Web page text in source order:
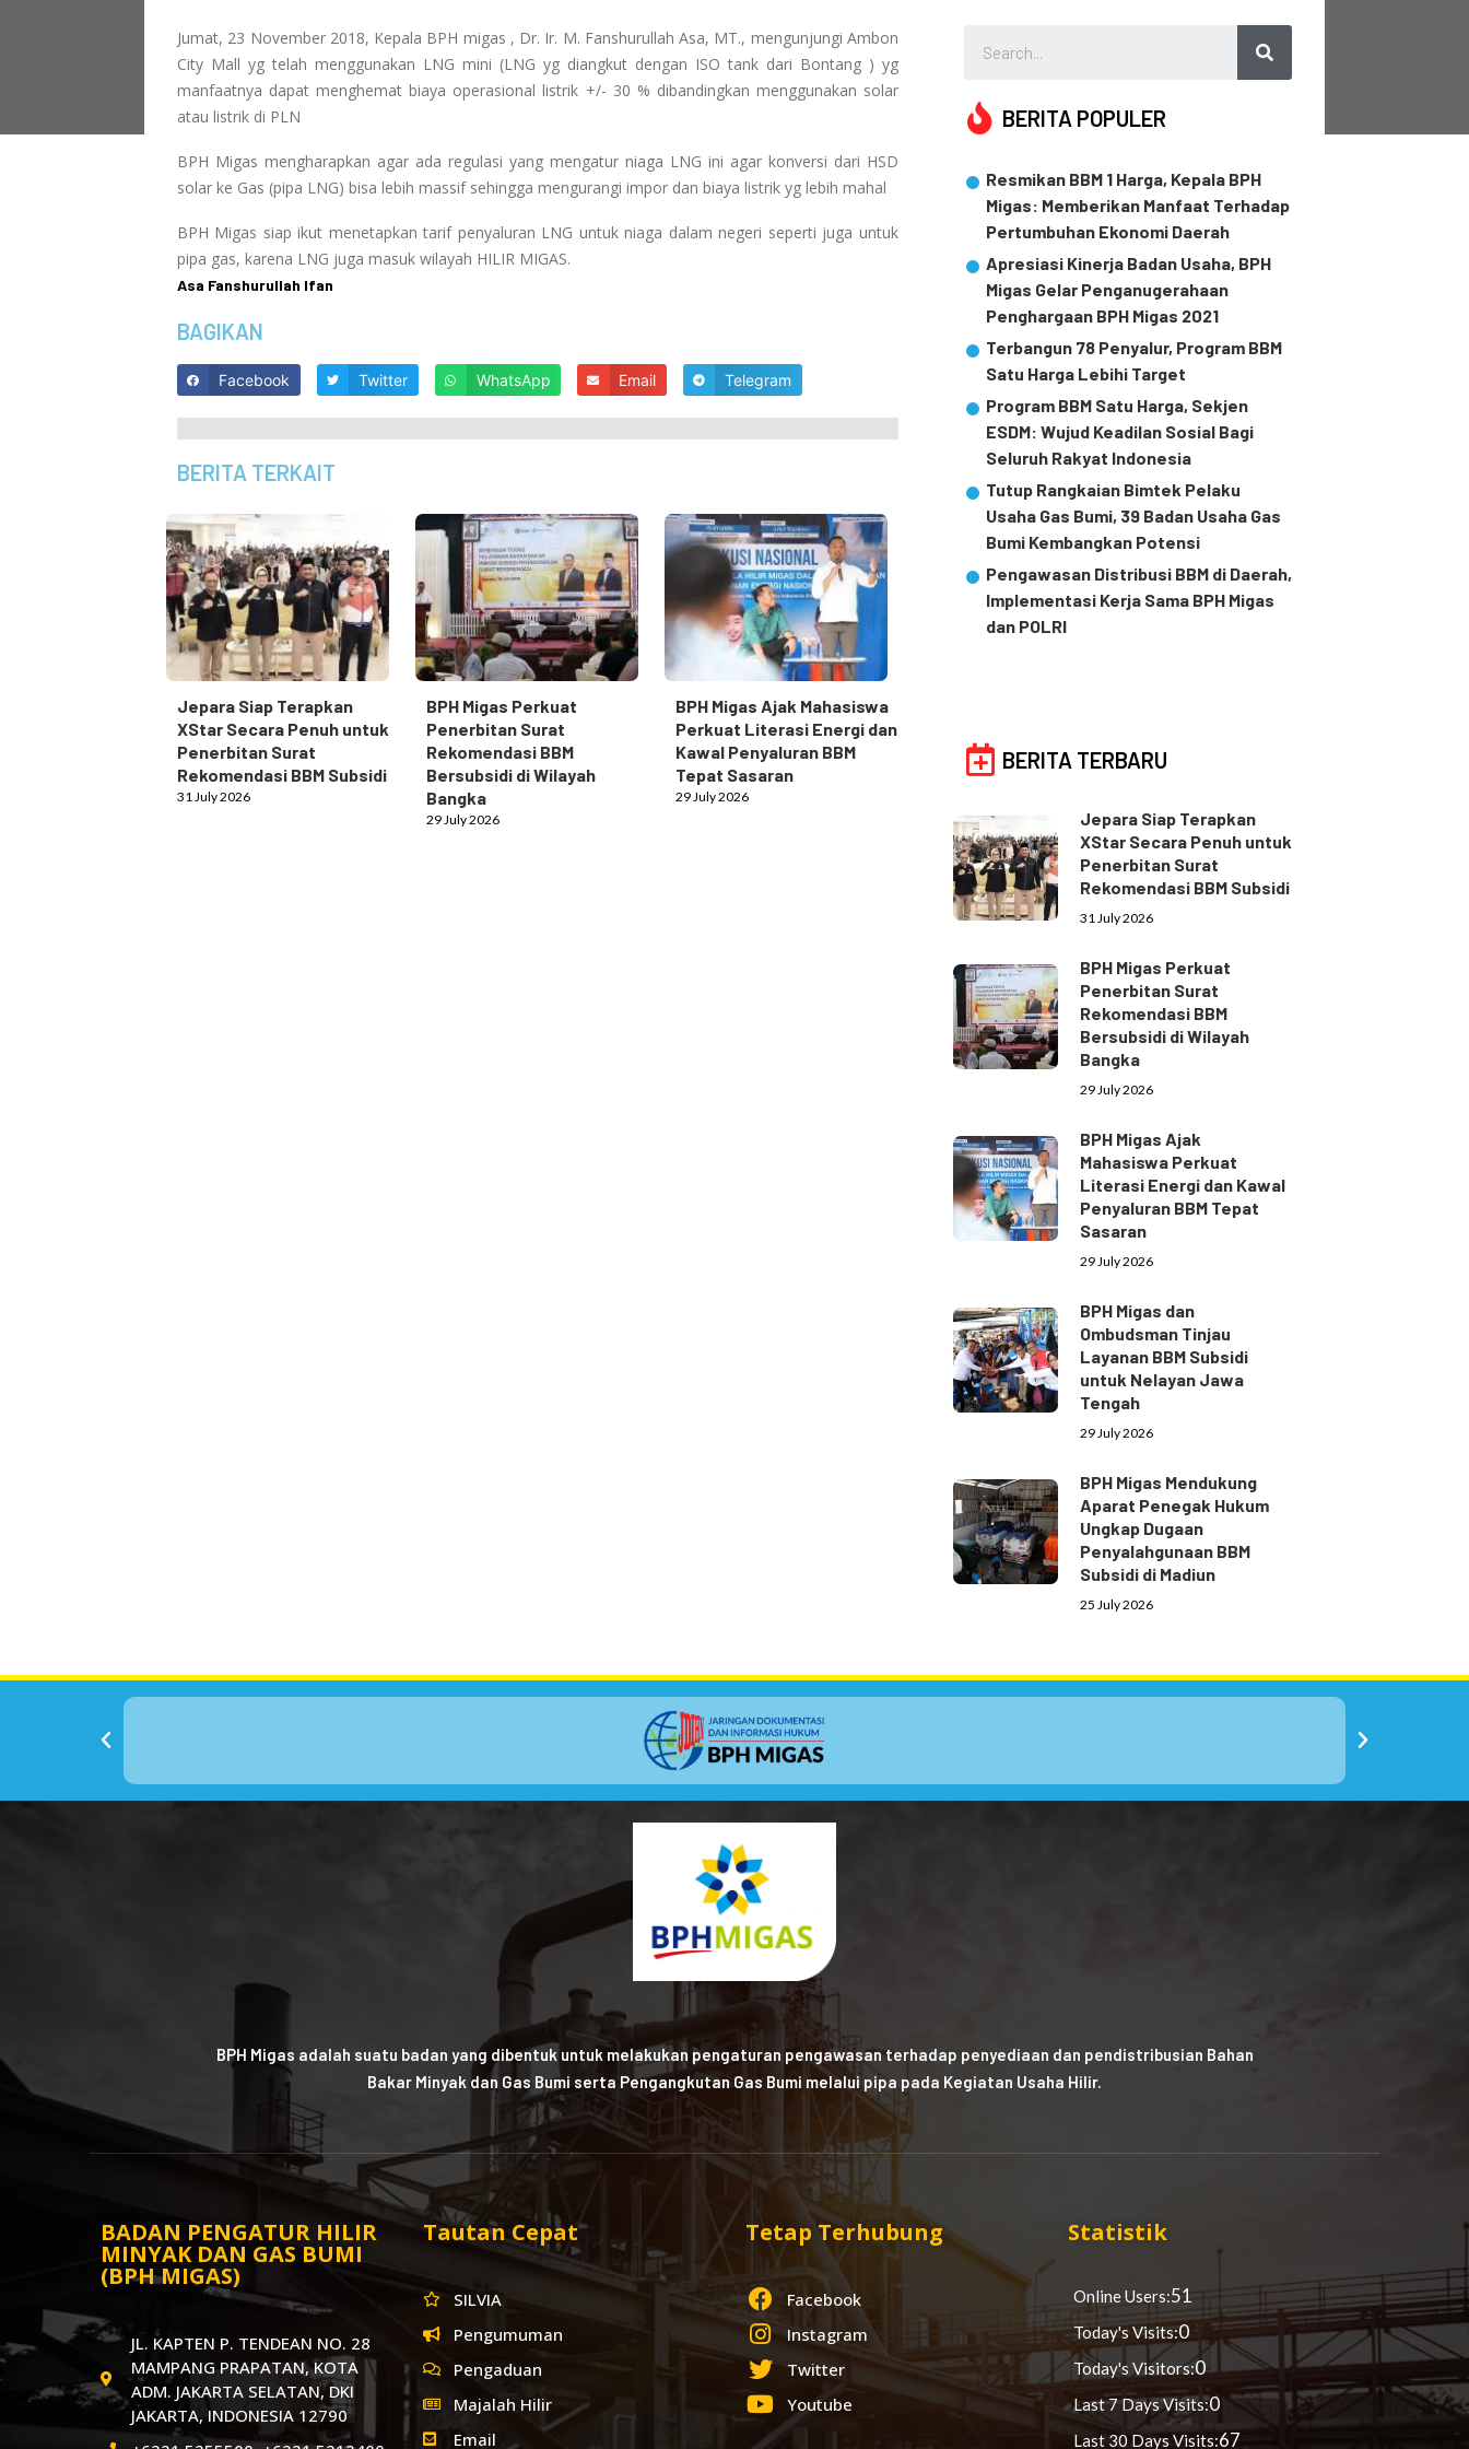
Jumat, 23 November 2018, Kepala BPH migas , Dr. Ir. M. Fanshurullah Asa, MT., mengunjungi Ambon
City Mall yg telah menggunakan LNG mini (LNG yg diangkut dengan ISO tank dari Bontang ) yg
manfaatnya dapat menghemat biaya operasional listrik +/- 30 % dibandingkan menggunakan solar
atau listrik di PLN
BPH Migas mengharapkan agar ada regulasi yang mengatur niaga LNG ini agar konversi dari HSD
solar ke Gas (pipa LNG) bisa lebih massif sehingga mengurangi impor dan biaya listrik yg lebih mahal
BPH Migas siap ikut menetapkan tarif penyaluran LNG untuk niaga dalam negeri seperti juga untuk
pipa gas, karena LNG juga masuk wilayah HILIR MIGAS.
Asa Fanshurullah Ifan
BAGIKAN
Facebook Twitter WhatsApp Email Telegram
BERITA TERKAIT
Jepara Siap Terapkan
XStar Secara Penuh untuk
Penerbitan Surat
Rekomendasi BBM Subsidi
31 July 2026
BPH Migas Perkuat
Penerbitan Surat
Rekomendasi BBM
Bersubsidi di Wilayah
Bangka
29 July 2026
BPH Migas Ajak Mahasiswa
Perkuat Literasi Energi dan
Kawal Penyaluran BBM
Tepat Sasaran
29 July 2026
BERITA POPULER
Resmikan BBM 1 Harga, Kepala BPH
Migas: Memberikan Manfaat Terhadap
Pertumbuhan Ekonomi Daerah
Apresiasi Kinerja Badan Usaha, BPH
Migas Gelar Penganugerahaan
Penghargaan BPH Migas 2021
Terbangun 78 Penyalur, Program BBM
Satu Harga Lebihi Target
Program BBM Satu Harga, Sekjen
ESDM: Wujud Keadilan Sosial Bagi
Seluruh Rakyat Indonesia
Tutup Rangkaian Bimtek Pelaku
Usaha Gas Bumi, 39 Badan Usaha Gas
Bumi Kembangkan Potensi
Pengawasan Distribusi BBM di Daerah,
Implementasi Kerja Sama BPH Migas
dan POLRI
BERITA TERBARU
Jepara Siap Terapkan
XStar Secara Penuh untuk
Penerbitan Surat
Rekomendasi BBM Subsidi
31 July 2026
BPH Migas Perkuat
Penerbitan Surat
Rekomendasi BBM
Bersubsidi di Wilayah
Bangka
29 July 2026
BPH Migas Ajak
Mahasiswa Perkuat
Literasi Energi dan Kawal
Penyaluran BBM Tepat
Sasaran
29 July 2026
BPH Migas dan
Ombudsman Tinjau
Layanan BBM Subsidi
untuk Nelayan Jawa
Tengah
29 July 2026
BPH Migas Mendukung
Aparat Penegak Hukum
Ungkap Dugaan
Penyalahgunaan BBM
Subsidi di Madiun
25 July 2026
BPH Migas adalah suatu badan yang dibentuk untuk melakukan pengaturan pengawasan terhadap penyediaan dan pendistribusian Bahan
Bakar Minyak dan Gas Bumi serta Pengangkutan Gas Bumi melalui pipa pada Kegiatan Usaha Hilir.
BADAN PENGATUR HILIR
MINYAK DAN GAS BUMI
(BPH MIGAS)
JL. KAPTEN P. TENDEAN NO. 28
MAMPANG PRAPATAN, KOTA
ADM. JAKARTA SELATAN, DKI
JAKARTA, INDONESIA 12790
Tautan Cepat
SILVIA
Pengumuman
Pengaduan
Majalah Hilir
Email
Tetap Terhubung
Facebook
Instagram
Twitter
Youtube
Statistik
Online Users:51
Today's Visits:0
Today's Visitors:0
Last 7 Days Visits:0
Last 30 Days Visits:67